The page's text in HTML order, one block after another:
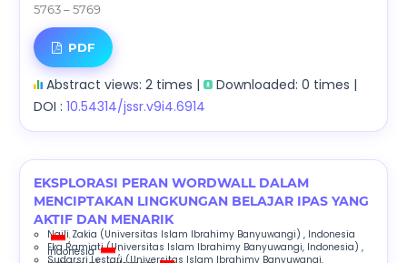
5763 – 5769
PDF
Abstract views: 2 times |
Downloaded: 0 times |
DOI : 10.54314/jssr.v9i4.6914
EKSPLORASI PERAN WORDWALL DALAM
MENCIPTAKAN LINGKUNGAN BELAJAR IPAS YANG
AKTIF DAN MENARIK
Naili Zakia (Universitas Islam Ibrahimy Banyuwangi) , Indonesia
;
Eka Ramiati(Universitas Islam Ibrahimy Banyuwangi, Indonesia) ,
Indonesia ;
Sudarsri Lestari(Universitas Islam Ibrahimy Banyuwangi,